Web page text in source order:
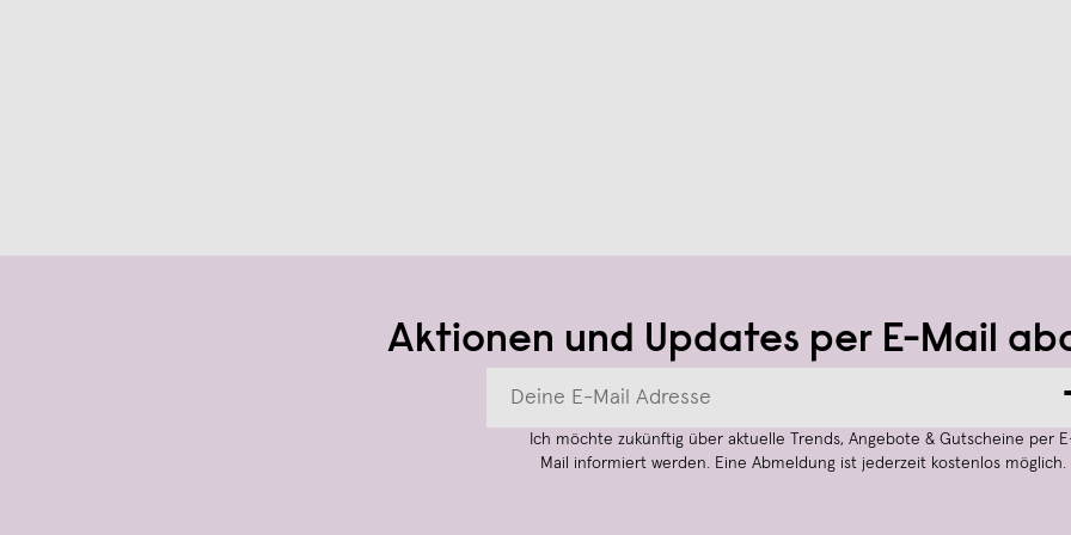
Aktionen und Updates per E-Mail
Ich möchte zukünftig über aktuelle Trends, Angebote & Gutscheine per
Mail informiert werden. Eine Abmeldung ist jederzeit kostenlos möglich.